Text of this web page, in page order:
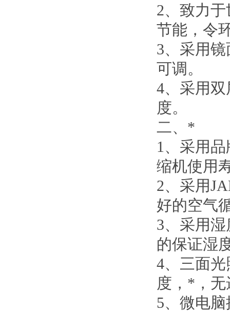
2、 致力
节能 ， 令
3、 采用
可调。
4、 采用
度。
二、 *
1、 采用
缩机使用
2、 采用
好的空气
3、 采用
的保证湿
4、 三面
度，*，无
5、 微电